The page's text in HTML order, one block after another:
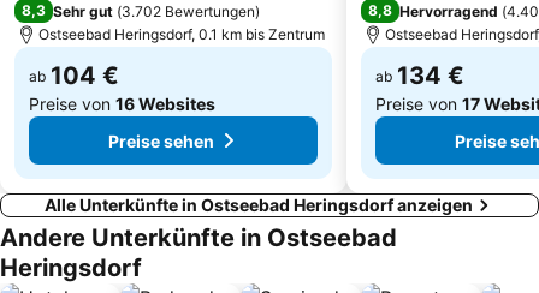
Frederic Chopin Spa Park
Engelsfestung
8,3 Sehr gut (3.702 Bewertungen)
Ostseebad Heringsdorf, 0.1 km bis Zentrum
ab 104 €
Preise von 16 Websites
Preise sehen
8,8 Hervorragend (
Ostseebad
ab 134 €
Preise von 17
Preise
Alle Unterkünfte in Ostseebad Heringsdorf anzeigen
Andere Unterkünfte in Ostseebad
Heringsdorf